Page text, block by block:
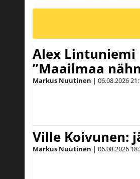
Alex Lintuniemi
”Maailmaa
Markus Nuutinen | 06.08.2026
Ville Koivunen:
Markus Nuutinen | 06.08.2026